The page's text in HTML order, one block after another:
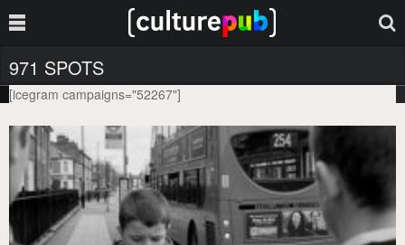
971 SPOTS
[icegram campaigns="52267"]